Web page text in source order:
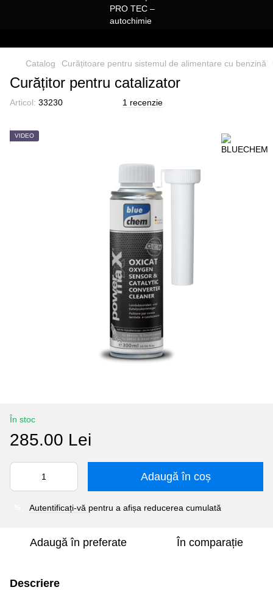
Catalog Curățitoare pentru sistemul de alimentare cu benzină
Curățitor pentru catalizator
Articol: 33230 1 recenzie
VIDEO
În stoc
285.00 Lei
Adaugă în coș
Autentificați-vă pentru a afișa reducerea cumulată
Adaugă în preferate În comparație
Descriere